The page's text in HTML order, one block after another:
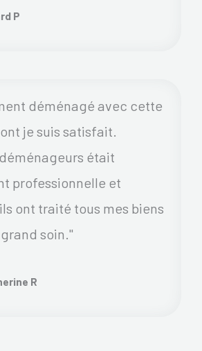
P
déménagé avec cette
je suis satisfait.
était
professionnelle et
ont traité tous mes biens
soin."
R